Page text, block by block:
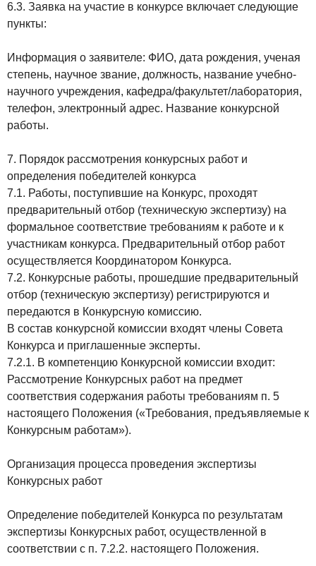
6.3. Заявка на участие в конкурсе включает следующие
пункты:
Информация о заявителе: ФИО, дата рождения, ученая
степень, научное звание, должность, название учебно-
научного учреждения, кафедра/факультет/лаборатория,
телефон, электронный адрес. Название конкурсной
работы.
7. Порядок рассмотрения конкурсных работ и
определения победителей конкурса
7.1. Работы, поступившие на Конкурс, проходят
предварительный отбор (техническую экспертизу) на
формальное соответствие требованиям к работе и к
участникам конкурса. Предварительный отбор работ
осуществляется Координатором Конкурса.
7.2. Конкурсные работы, прошедшие предварительный
отбор (техническую экспертизу) регистрируются и
передаются в Конкурсную комиссию.
В состав конкурсной комиссии входят члены Совета
Конкурса и приглашенные эксперты.
7.2.1. В компетенцию Конкурсной комиссии входит:
Рассмотрение Конкурсных работ на предмет
соответствия содержания работы требованиям п. 5
настоящего Положения («Требования, предъявляемые к
Конкурсным работам»).
Организация процесса проведения экспертизы
Конкурсных работ
Определение победителей Конкурса по результатам
экспертизы Конкурсных работ, осуществленной в
соответствии с п. 7.2.2. настоящего Положения.